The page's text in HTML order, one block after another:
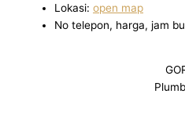
Lokasi:open map
No telepon, harga, jam